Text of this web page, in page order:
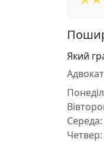
Який